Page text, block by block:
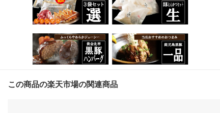
この商品の楽天市場の関連商品